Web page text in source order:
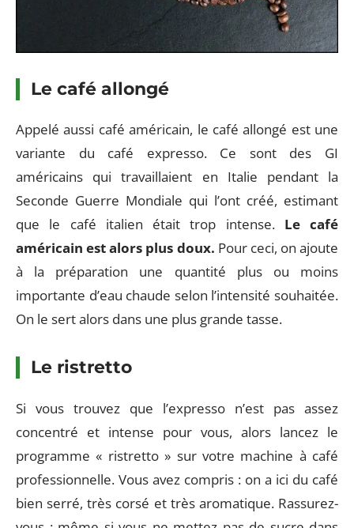
Le café allongé
Appelé aussi café américain, le café allongé est une
variante du café expresso. Ce sont des GI
américains qui travaillaient en Italie pendant la
Seconde Guerre Mondiale qui l’ont créé, estimant
que le café italien était trop intense. Le café
américain est alors plus doux. Pour ceci, on ajoute
à la préparation une quantité plus ou moins
importante d’eau chaude selon l’intensité souhaitée.
On le sert alors dans une plus grande tasse.
Le ristretto
Si vous trouvez que l’expresso n’est pas assez
concentré et intense pour vous, alors lancez le
programme « ristretto » sur votre machine à café
professionnelle. Vous avez compris : on a ici du café
bien serré, très corsé et très aromatique. Rassurez-